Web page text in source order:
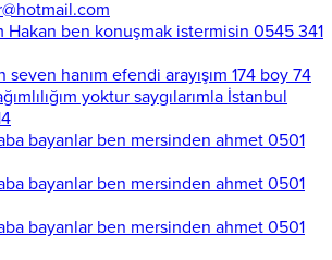
Hakan ben konuşmak istermisin 0545 341
seven hanım efendi arayışım 174 boy 74
yoktur saygılarımla İstanbul
bayanlar ben mersinden ahmet 0501
bayanlar ben mersinden ahmet 0501
bayanlar ben mersinden ahmet 0501